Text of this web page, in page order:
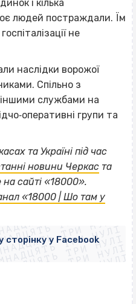
і кілька
людей постраждали. Їм
не
наслідки ворожої
Спільно з
службами на
групи та
та Україні під час
новини Черкас та
на сайті «18000».
«18000 | Шо там у
ТРИ НУЛІ
ТРИ НУЛІ
ТРИ НУЛІ
ТРИ НУЛІ
ТРИ НУЛІ
ТРИ НУЛІ
ТРИ НУЛІ
ТРИ НУЛІ
сторінку у Facebook